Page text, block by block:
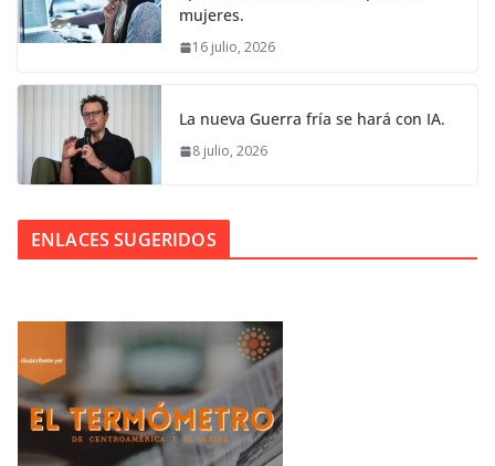
mujeres.
16 julio, 2026
La nueva Guerra fría se hará con IA.
8 julio, 2026
ENLACES SUGERIDOS